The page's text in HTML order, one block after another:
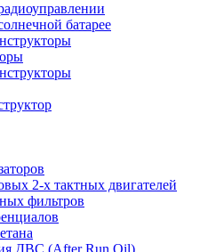
батарее
2-х тактных двигателей
фильтров
ДВС (After Run Oil)